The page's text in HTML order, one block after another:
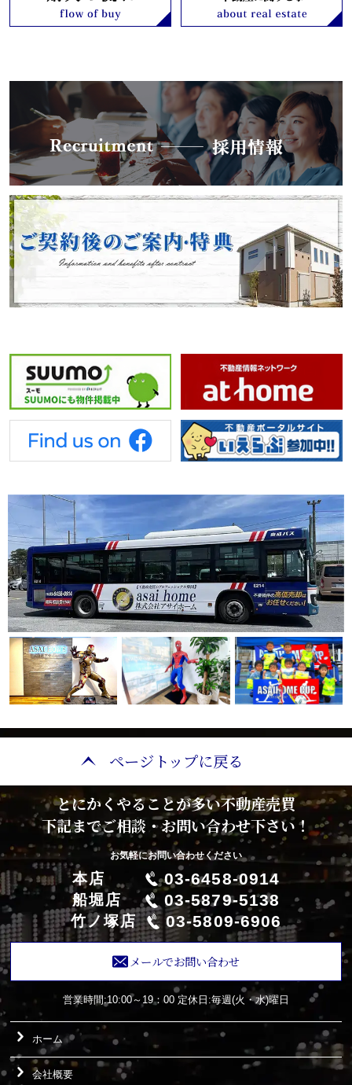
ページトップに戻る
とにかくやることが多い不動産売買
下記までご相談・お問い合わせ下さい！
お気軽にお問い合わせください
本店 03-6458-0914
船堀店 03-5879-5138
竹ノ塚店 03-5809-6906
メールでお問い合わせ
営業時間:10:00～19：00 定休日:毎週(火・水)曜日
ホーム
会社概要